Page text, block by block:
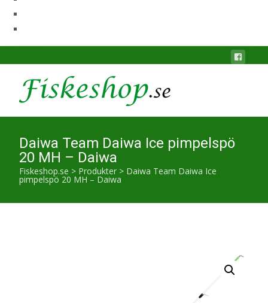
Daiwa Team Daiwa Ice pimpelspö
20 MH – Daiwa
Fiskeshop.se > Produkter > Daiwa Team Daiwa Ice
pimpelspö 20 MH – Daiwa